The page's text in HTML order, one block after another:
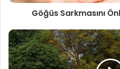
Göğüs Sarkmasını